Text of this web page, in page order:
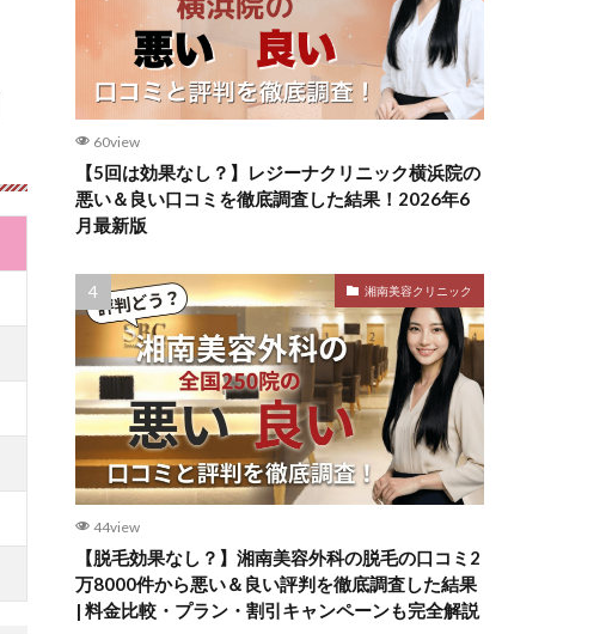
60view
【5回は効果なし？】レジーナクリニック横浜院の
悪い＆良い口コミを徹底調査した結果！2026年6
月最新版
湘南美容クリニック
44view
【脱毛効果なし？】湘南美容外科の脱毛の口コミ2
万8000件から悪い＆良い評判を徹底調査した結果
| 料金比較・プラン・割引キャンペーンも完全解説